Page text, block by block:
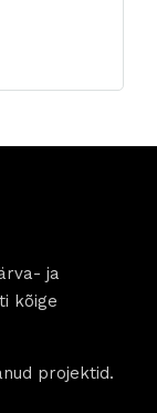
ja
kõige
projektid.